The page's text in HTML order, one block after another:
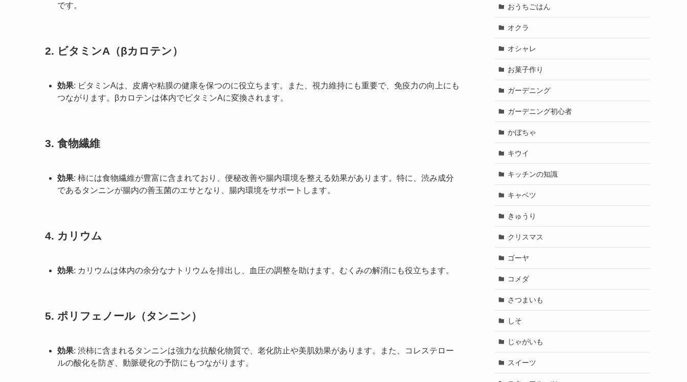
です。
2. ビタミンA（βカロテン）
効果: ビタミンAは、皮膚や粘膜の健康を保つのに役立ちます。また、視力維持にも重要で、免疫力の向上にも
つながります。βカロテンは体内でビタミンAに変換されます。
3. 食物繊維
効果: 柿には食物繊維が豊富に含まれており、便秘改善や腸内環境を整える効果があります。特に、渋み成分
であるタンニンが腸内の善玉菌のエサとなり、腸内環境をサポートします。
4. カリウム
効果: カリウムは体内の余分なナトリウムを排出し、血圧の調整を助けます。むくみの解消にも役立ちます。
5. ポリフェノール（タンニン）
効果: 渋柿に含まれるタンニンは強力な抗酸化物質で、老化防止や美肌効果があります。また、コレステロー
ルの酸化を防ぎ、動脈硬化の予防にもつながります。
おうちごはん
オクラ
オシャレ
お菓子作り
ガーデニング
ガーデニング初心者
かぼちゃ
キウイ
キッチンの知識
キャベツ
きゅうり
クリスマス
ゴーヤ
コメダ
さつまいも
しそ
じゃがいも
スイーツ